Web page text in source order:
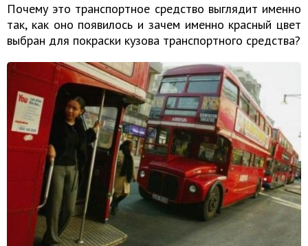
Почему это транспортное средство выглядит именно
так, как оно появилось и зачем именно красный цвет
выбран для покраски кузова транспортного средства?